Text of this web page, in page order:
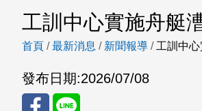
工訓中心實施舟艇
首頁 /最新消息 / 新聞報導 / 工訓中
發布日期:2026/07/08